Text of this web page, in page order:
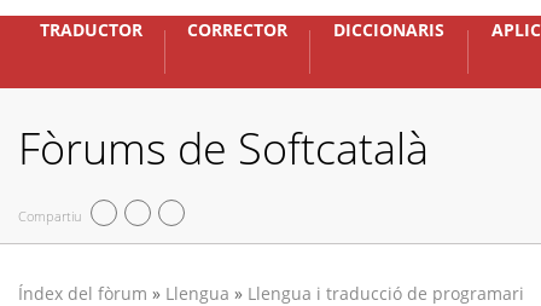
TRADUCTOR CORRECTOR DICCIONARIS
Fòrums de Softcatalà
Compartiu
Índex del fòrum » Llengua » Llengua i traducció de programari